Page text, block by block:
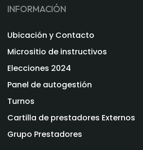
INFORMACIÓN
Ubicación y Contacto
Micrositio de instructivos
Elecciones 2024
Panel de autogestión
Turnos
Cartilla de prestadores Externos
Grupo Prestadores